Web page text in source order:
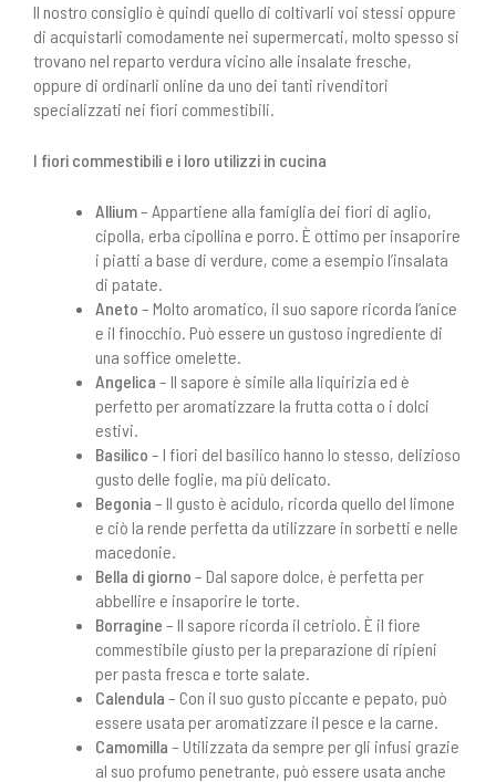
Il nostro consiglio è quindi quello di coltivarli voi stessi oppure
di acquistarli comodamente nei supermercati, molto spesso si
trovano nel reparto verdura vicino alle insalate fresche,
oppure di ordinarli online da uno dei tanti rivenditori
specializzati nei fiori commestibili.
I fiori commestibili e i loro utilizzi in cucina
Allium– Appartiene alla famiglia dei fiori di aglio,
cipolla, erba cipollina e porro. È ottimo per insaporire
i piatti a base di verdure, come a esempio l’insalata
di patate.
Aneto – Molto aromatico, il suo sapore ricorda l’anice
e il finocchio. Può essere un gustoso ingrediente di
una soffice omelette.
Angelica – Il sapore è simile alla liquirizia ed è
perfetto per aromatizzare la frutta cotta o i dolci
estivi.
Basilico – I fiori del basilico hanno lo stesso, delizioso
gusto delle foglie, ma più delicato.
Begonia – Il gusto è acidulo, ricorda quello del limone
e ciò la rende perfetta da utilizzare in sorbetti e nelle
macedonie.
Bella di giorno – Dal sapore dolce, è perfetta per
abbellire e insaporire le torte.
Borragine – Il sapore ricorda il cetriolo. È il fiore
commestibile giusto per la preparazione di ripieni
per pasta fresca e torte salate.
Calendula – Con il suo gusto piccante e pepato, può
essere usata per aromatizzare il pesce e la carne.
Camomilla – Utilizzata da sempre per gli infusi grazie
al suo profumo penetrante, può essere usata anche